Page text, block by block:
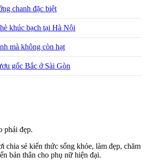
chanh đặc biệt
khúc bạch tại Hà Nội
mà không còn hạt
gốc Bắc ở Sài Gòn
phái đẹp.
sẻ kiến thức sống khỏe, làm đẹp, chăm
bản thân cho phụ nữ hiện đại.